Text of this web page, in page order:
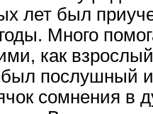
лет был
Много
как
послушный
сомнения в